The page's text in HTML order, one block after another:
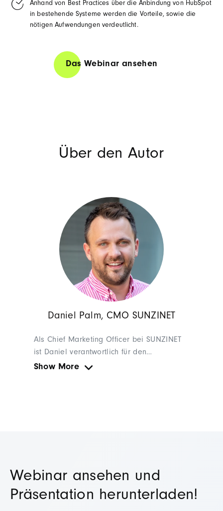
Das Webinar ansehen
Anhand von Best Practices über die Anbindung von HubSpot
in bestehende Systeme werden die Vorteile, sowie die
nötigen Aufwendungen verdeutlicht.
Über den Autor
Daniel Palm, CMO SUNZINET
Als Chief Marketing Officer bei SUNZINET
ist Daniel verantwortlich für den
Marketingerfolg unserer Kunden. Nach fünf
Show More
Webinar ansehen und
Präsentation herunterladen!